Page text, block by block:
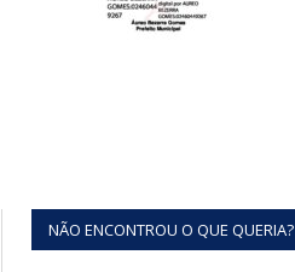
NÃO ENCONTROU O QUE QUERIA?